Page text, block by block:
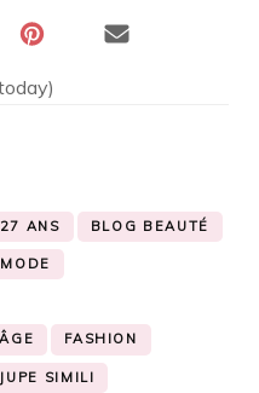
ANS BLOG BEAUTÉ
FASHION
JUPE SIMILI